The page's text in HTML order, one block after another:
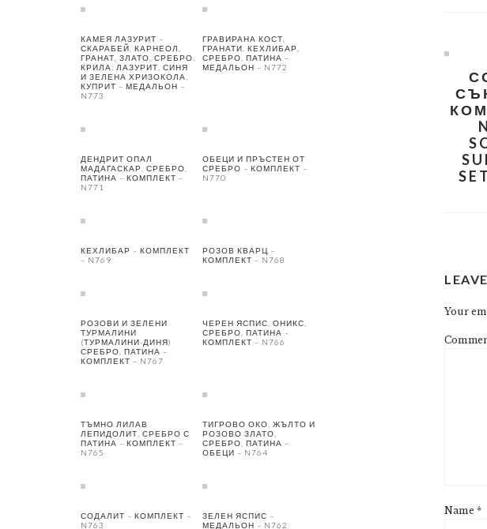
Your
Name*
КАМЕЯ ЛАЗУРИТ –
СКАРАБЕЙ, КАРНЕОЛ,
ГРАНАТ, ЗЛАТО, СРЕБРО.
КРИЛА: ЛАЗУРИТ, СИНЯ
И ЗЕЛЕНА ХРИЗОКОЛА,
КУПРИТ – МЕДАЛЬОН –
N773
ГРАВИРАНА КОСТ,
ГРАНАТИ, КЕХЛИБАР,
СРЕБРО, ПАТИНА –
МЕДАЛЬОН – N772
ДЕНДРИТ ОПАЛ
МАДАГАСКАР, СРЕБРО,
ПАТИНА – КОМПЛЕКТ –
N771
ОБЕЦИ И ПРЪСТЕН ОТ
СРЕБРО – КОМПЛЕКТ –
N770
КЕХЛИБАР – КОМПЛЕКТ
– N769
РОЗОВ КВАРЦ –
КОМПЛЕКТ – N768
РОЗОВИ И ЗЕЛЕНИ
ТУРМАЛИНИ
(ТУРМАЛИНИ-ДИНЯ)
СРЕБРО, ПАТИНА –
КОМПЛЕКТ – N767
ЧЕРЕН ЯСПИС, ОНИКС,
СРЕБРО, ПАТИНА –
КОМПЛЕКТ – N766
ТЪМНО ЛИЛАВ
ЛЕПИДОЛИТ, СРЕБРО С
ПАТИНА – КОМПЛЕКТ –
N765
ТИГРОВО ОКО, ЖЪЛТО И
РОЗОВО ЗЛАТО,
СРЕБРО, ПАТИНА –
ОБЕЦИ – N764
СОДАЛИТ – КОМПЛЕКТ –
N763
ЗЕЛЕН ЯСПИС –
МЕДАЛЬОН – N762